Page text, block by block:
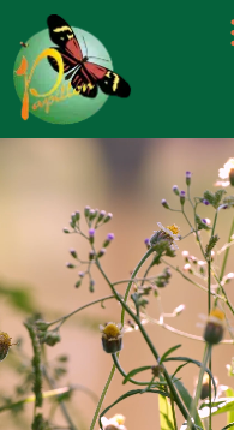
Panneau de gestion des